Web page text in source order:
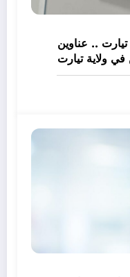
تيارت .. عناوين
في ولاية تيارت